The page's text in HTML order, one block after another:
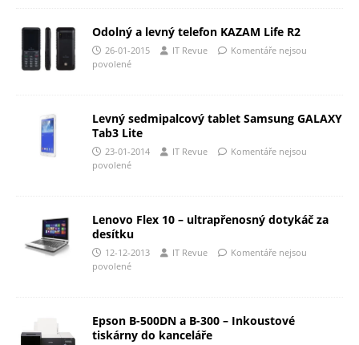
Odolný a levný telefon KAZAM Life R2
26-01-2015 IT Revue
Komentáře nejsou
povolené
Levný sedmipalcový tablet Samsung GALAXY
Tab3 Lite
23-01-2014 IT Revue
Komentáře nejsou
povolené
Lenovo Flex 10 – ultrapřenosný dotykáč za
desítku
12-12-2013 IT Revue
Komentáře nejsou
povolené
Epson B-500DN a B-300 – Inkoustové
tiskárny do kanceláře